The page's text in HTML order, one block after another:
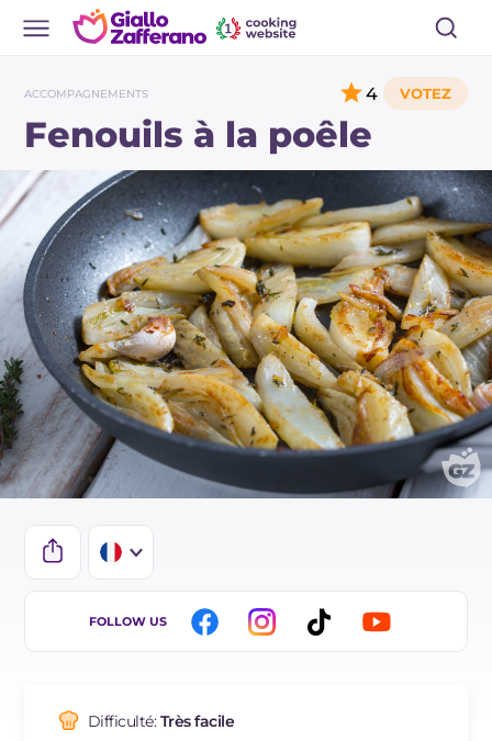
ACCOMPAGNEMENTS
Fenouils à la poêle
4
IT
ES
FOLLOW US
Difficulté:Très facile